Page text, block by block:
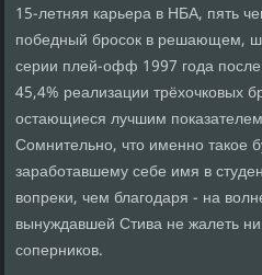
15-летняя карьера в НБА, пять
победный бросок в решающем,
серии плей-офф 1997 года
45,4% реализации трёхочковых
остающиеся лучшим
Сомнительно, что именно такое
заработавшему себе имя в
вопреки, чем благодаря - на
вынуждавшей Стива не жалеть
соперников.